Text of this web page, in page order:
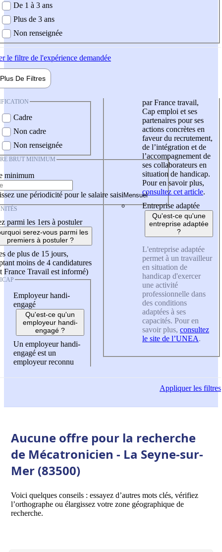
De 1 à 3 ans
Plus de 3 ans
Non renseignée
le filtre de l'expérience demandée
Plus De Filtres
Cadre
Non cadre
Non renseignée
BRUT MINIMUM
minimum
une périodicité pour le salaire saisi
parmi les 1ers à postuler
serez-vous parmi les
premiers à postuler ?
de plus de 15 jours,
moins de 4 candidatures
France Travail est informé)
Employeur handi-
engagé
Qu'est-ce qu'un
employeur handi-
engagé ?
Un employeur handi-
engagé est un
employeur reconnu
par France travail,
Cap emploi et ses
partenaires pour ses
actions concrètes en
faveur du recrutement,
de l’intégration et de
l’accompagnement de
ses collaborateurs en
situation de handicap.
Pour en savoir plus,
consultez cet article.
Entreprise adaptée
Qu'est-ce qu'une
entreprise adaptée
?
L'entreprise adaptée
permet à un travailleur
en situation de
handicap d'exercer
une activité
professionnelle dans
des conditions
adaptées à ses
capacités. Pour en
savoir plus, consultez
le site de l’UNEA.
Appliquerles filtres
Aucune offre pour la recherche
de Mécatronicien - La Seyne-sur-
Mer (83500)
Voici quelques conseils : essayez d’autres mots clés, vérifiez
l’orthographe ou élargissez votre zone géographique de
recherche.